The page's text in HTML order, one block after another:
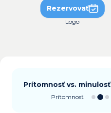
Rezervovať
Prítomnosť vs. minulosť
Prítomnosť